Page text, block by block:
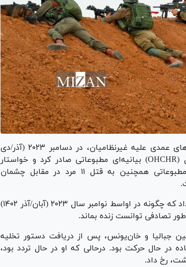
پس از به‌دست آمدن شواهد بی‌شماری از تیراندازی‌های عمدی علیه غیرنظامیان، در دسامبر ۲۰۲۳ (آذر/دی
۱۴۰۲)، دفتر کمیساریای عالی حقوق بشر سازمان ملل (OHCHR) بیانیه‌ای مطبوعاتی صادر کرد و خواستار
پاسخگویی و تحقیق در این مورد شد. در بیانیه مطبوعاتی همچنین به قتل ۱۱ مرد در مقابل چشمان
یاسین، مرد جوانی از اردوگاه آوارگان جبالیا، توضیح داد که چگونه در اواسط نوامبر سال ۲۰۲۳ (آبان/آذر ۱۴۰۲)
تصادفی توانست زنده بماند.
جبالیا و خان‌یونس، پس از دریافت دستور تخلیه
در حال حرکت بود. درحالی که او در حال تردد بود،
رخ داد.